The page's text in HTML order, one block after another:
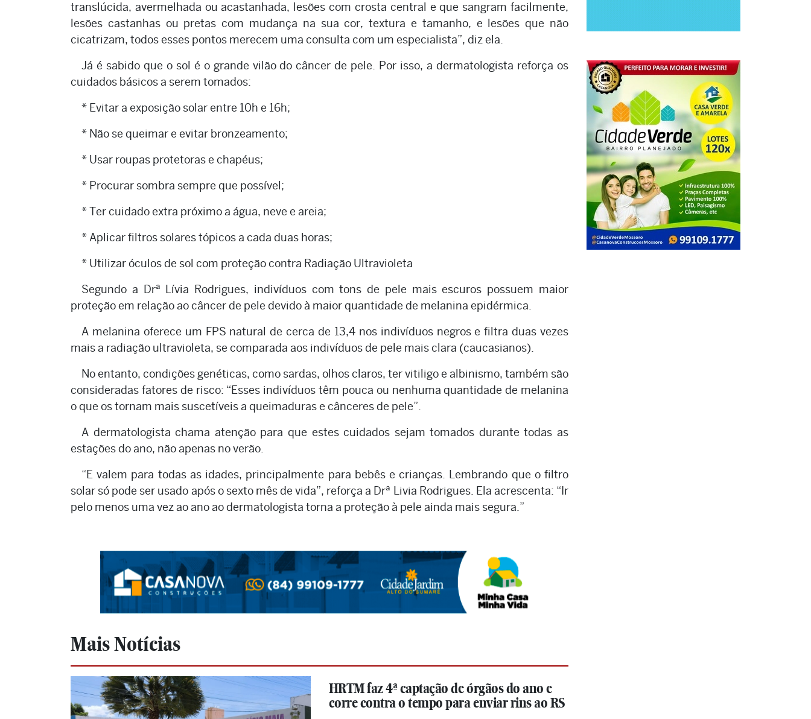
translúcida, avermelhada ou acastanhada, lesões com crosta central e que sangram facilmente,
lesões castanhas ou pretas com mudança na sua cor, textura e tamanho, e lesões que não
cicatrizam, todos esses pontos merecem uma consulta com um especialista”, diz ela.
Já é sabido que o sol é o grande vilão do câncer de pele. Por isso, a dermatologista reforça os
cuidados básicos a serem tomados:
* Evitar a exposição solar entre 10h e 16h;
* Não se queimar e evitar bronzeamento;
* Usar roupas protetoras e chapéus;
* Procurar sombra sempre que possível;
* Ter cuidado extra próximo a água, neve e areia;
* Aplicar filtros solares tópicos a cada duas horas;
* Utilizar óculos de sol com proteção contra Radiação Ultravioleta
Segundo a Drª Lívia Rodrigues, indivíduos com tons de pele mais escuros possuem maior
proteção em relação ao câncer de pele devido à maior quantidade de melanina epidérmica.
A melanina oferece um FPS natural de cerca de 13,4 nos indivíduos negros e filtra duas vezes
mais a radiação ultravioleta, se comparada aos indivíduos de pele mais clara (caucasianos).
No entanto, condições genéticas, como sardas, olhos claros, ter vitiligo e albinismo, também são
consideradas fatores de risco: “Esses indivíduos têm pouca ou nenhuma quantidade de melanina
o que os tornam mais suscetíveis a queimaduras e cânceres de pele”.
A dermatologista chama atenção para que estes cuidados sejam tomados durante todas as
estações do ano, não apenas no verão.
“E valem para todas as idades, principalmente para bebês e crianças. Lembrando que o filtro
solar só pode ser usado após o sexto mês de vida”, reforça a Drª Livia Rodrigues. Ela acrescenta: “Ir
pelo menos uma vez ao ano ao dermatologista torna a proteção à pele ainda mais segura.”
Mais Notícias
HRTM faz 4ª captação de órgãos do ano e
corre contra o tempo para enviar rins ao RS